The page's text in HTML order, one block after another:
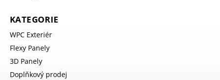
KATEGORIE
WPC Exteriér
Flexy Panely
3D Panely
Doplňkový prodej